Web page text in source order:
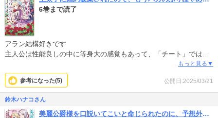
転生前は料理研究家というだけあって料理に対する熱量は高くズン
ズン料理してくれるのは期待通りで嬉しい♪
無料試し読み2巻までの感想でした。
6巻まで読了
アラン結構好きです
主人公は性能良しの中に等身大の感覚もあって、「チート」ではな
キャラが立っていて、今のところは「これ誰だっけ…？」とならな
いので読みやすいです。
どのキャラも「こいつは嫌いありえない」ということが今のところ
はないのでわくわく読んでいます。
もっと見る▼
公開日:2025/03/21
参考になった(5)
鈴木ハナコさん
美麗公爵様を口説いてこいと命じられたのに、予想外に溺愛されています(コミック)